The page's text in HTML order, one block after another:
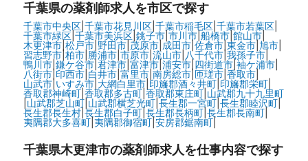
千葉県の薬剤師求人を市区で探す
千葉市中央区| 千葉市花見川区| 千葉市稲毛区| 千葉市若葉区|
千葉市緑区| 千葉市美浜区| 銚子市| 市川市| 船橋市| 館山市|
木更津市| 松戸市| 野田市| 茂原市| 成田市| 佐倉市| 東金市| 旭市|
習志野市|柏市| 勝浦市| 市原市| 流山市| 八千代市|我孫子市|
鴨川市| 鎌ケ谷市| 君津市| 富津市| 浦安市| 四街道市| 袖ケ浦市|
八街市|印西市| 白井市| 富里市| 南房総市|匝瑳市| 香取市|
山武市|いすみ市| 大網白里市| 印旛郡酒々井町| 印旛郡栄町|
香取郡神崎町| 香取郡多古町| 香取郡東庄町| 山武郡九十九里町
山武郡芝山町| 山武郡横芝光町| 長生郡一宮町| 長生郡睦沢町|
長生郡長生村| 長生郡白子町| 長生郡長柄町| 長生郡長南町|
夷隅郡大多喜町| 夷隅郡御宿町| 安房郡鋸南町|
千葉県木更津市の薬剤師求人を仕事内容で探す